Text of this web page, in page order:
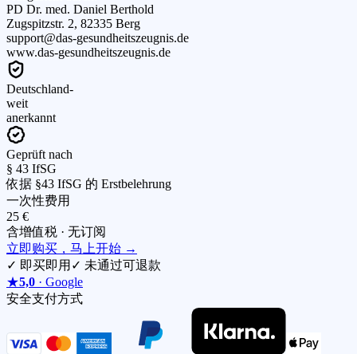
PD Dr. med. Daniel Berthold
Zugspitzstr. 2, 82335 Berg
support@das-gesundheitszeugnis.de
www.das-gesundheitszeugnis.de
Deutschland-
weit
anerkannt
Geprüft nach
§ 43 IfSG
依据 §43 IfSG 的 Erstbelehrung
一次性费用
25 €
含增值税 · 无订阅
立即购买，马上开始 →
✓ 即买即用 ✓ 未通过可退款
★5,0 · Google
安全支付方式